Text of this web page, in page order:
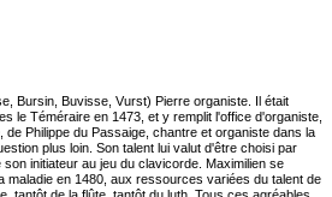
Bursin, Buvisse, Vurst) Pierre organiste. Il était
le Téméraire en 1473, et y remplit l'office d'organiste,
de Philippe du Passaige, chantre et organiste dans la
plus loin. Son talent lui valut d'être choisi par
initiateur au jeu du clavicorde. Maximilien se
maladie en 1480, aux ressources variées du talent de